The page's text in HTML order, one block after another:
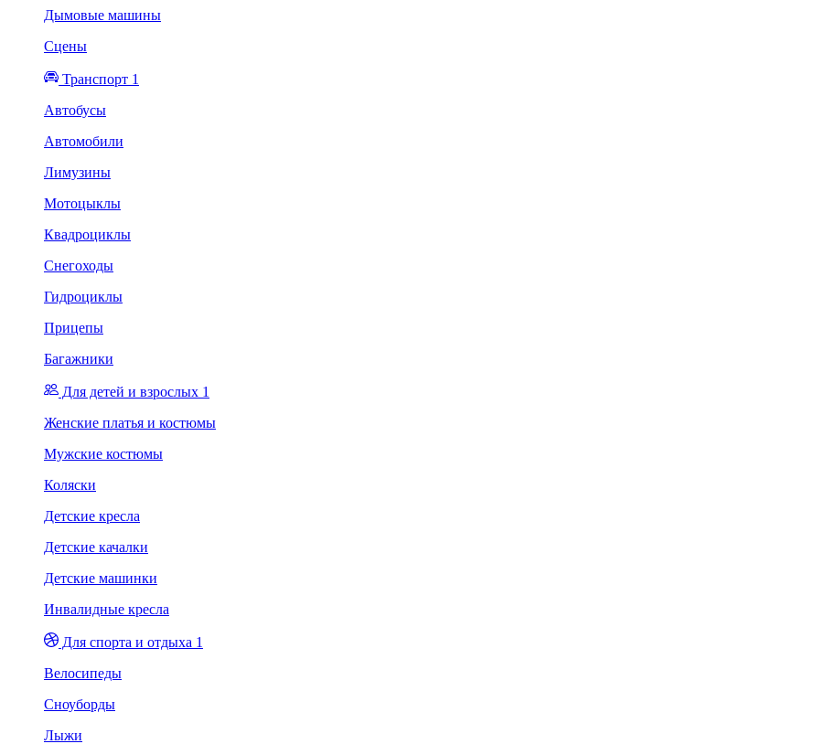
Дымовые машины
Сцены
Транспорт 1
Автобусы
Автомобили
Лимузины
Мотоцыклы
Квадроциклы
Снегоходы
Гидроциклы
Прицепы
Багажники
Для детей и взрослых 1
Женские платья и костюмы
Мужские костюмы
Коляски
Детские кресла
Детские качалки
Детские машинки
Инвалидные кресла
Для спорта и отдыха 1
Велосипеды
Сноуборды
Лыжи